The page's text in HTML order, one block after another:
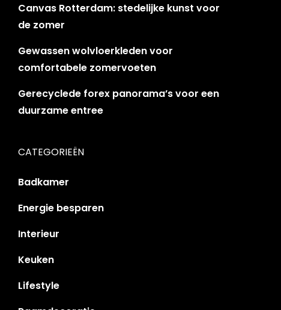
Canvas Rotterdam: stedelijke kunst voor
de zomer
Gewassen wolvloerkleden voor
comfortabele zomervoeten
Gerecyclede forex panorama’s voor een
duurzame entree
CATEGORIEËN
Badkamer
Energie besparen
Interieur
Keuken
Lifestyle